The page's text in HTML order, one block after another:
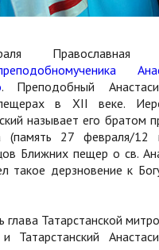
Православная
. Преподобный
в XII веке.
называет его братом
(память 27 февраля/
Ближних пещер о св.
такое дерзновение к
глава Татарстанской
и Татарстанский